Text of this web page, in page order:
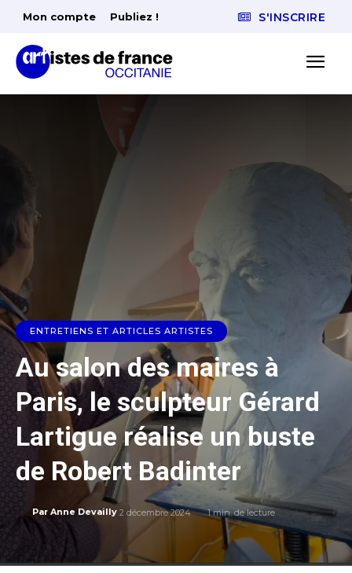
Mon compte Publiez ! S'INSCRIRE
ENTRETIENS ET ARTICLES ARTISTES
Au salon des maires à
Paris, le sculpteur Gérard
Lartigue réalise un buste
de Robert Badinter
Par Anne Devailly 2 décembre 2024 1min. de lecture